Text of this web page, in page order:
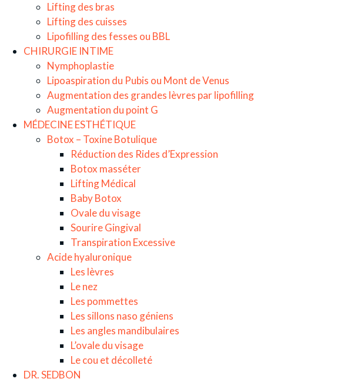
Lifting des bras
Lifting des cuisses
Lipofilling des fesses ou BBL
CHIRURGIE INTIME
Nymphoplastie
Lipoaspiration du Pubis ou Mont de Venus
Augmentation des grandes lèvres par lipofilling
Augmentation du point G
MÉDECINE ESTHÉTIQUE
Botox – Toxine Botulique
Réduction des Rides d’Expression
Botox masséter
Lifting Médical
Baby Botox
Ovale du visage
Sourire Gingival
Transpiration Excessive
Acide hyaluronique
Les lèvres
Le nez
Les pommettes
Les sillons naso géniens
Les angles mandibulaires
L’ovale du visage
Le cou et décolleté
DR. SEDBON